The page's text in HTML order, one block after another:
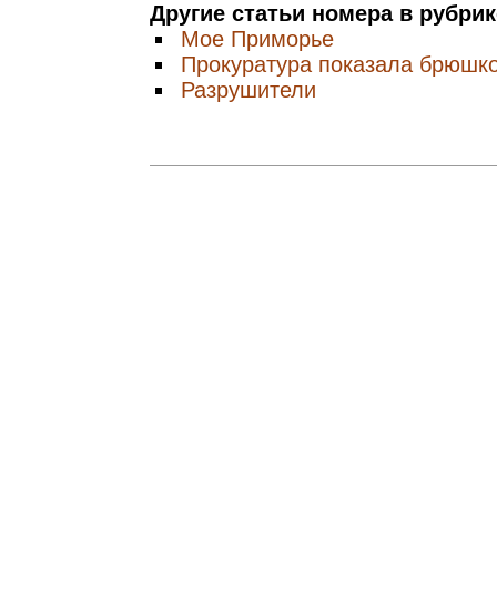
Другие статьи номера в
Мое Приморье
Прокуратура показала
Разрушители